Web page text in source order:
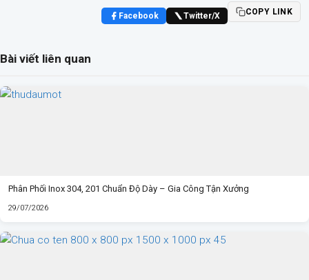
Facebook Twitter/X COPY LINK
Bài viết liên quan
Phân Phối Inox 304, 201 Chuẩn Độ Dày – Gia Công Tận Xưởng
29/07/2026